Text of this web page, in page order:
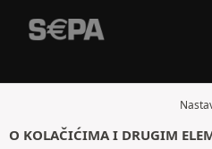
O KOLAČIĆIMA I DRUGIM